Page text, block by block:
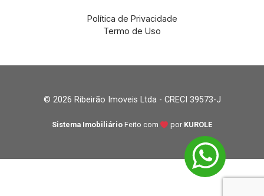
Política de Privacidade
Termo de Uso
© 2026 Ribeirão Imoveis Ltda - CRECI 39573-J
Sistema Imobiliário Feito com por KUROLE